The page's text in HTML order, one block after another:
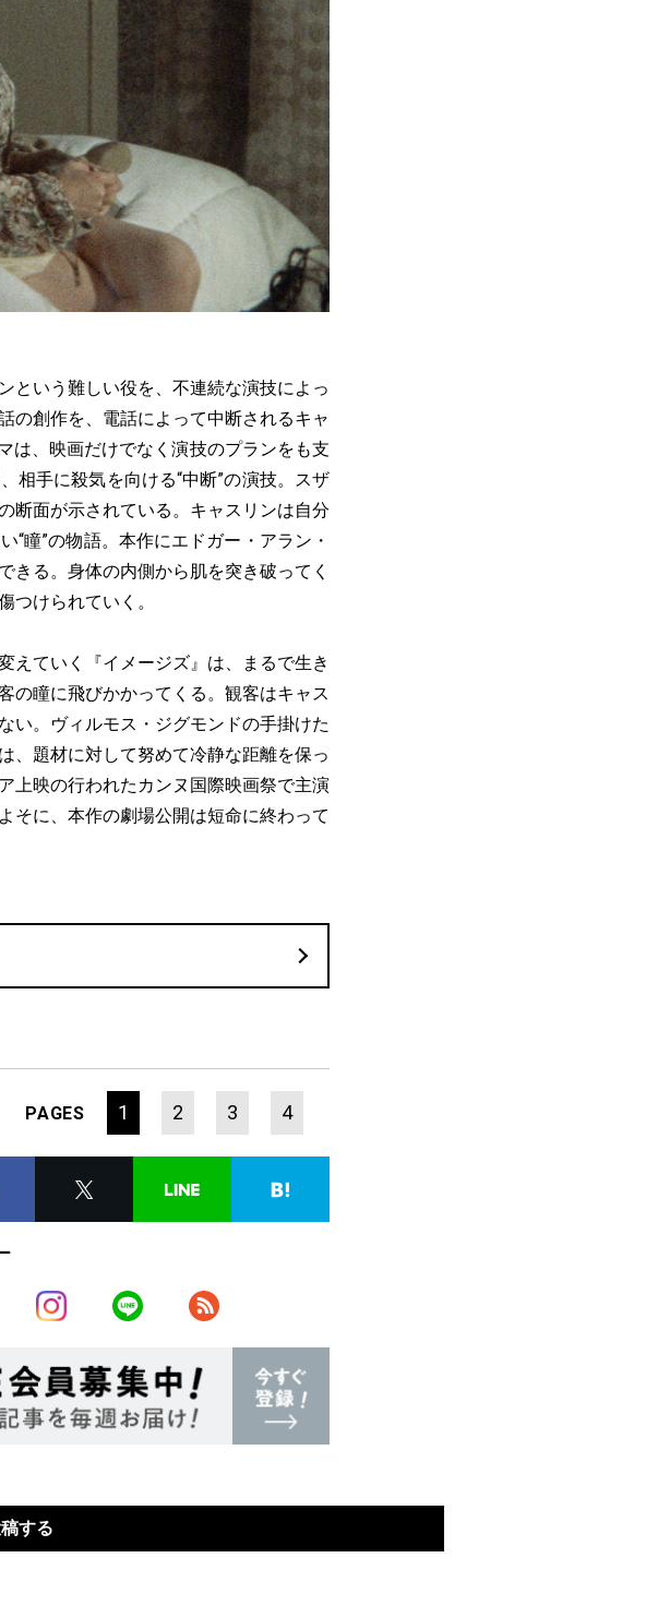
という難しい役を、不連続な演技によっ
の創作を、電話によって中断されるキャ
は、映画だけでなく演技のプランをも支
相手に殺気を向ける“中断”の演技。スザ
断面が示されている。キャスリンは自分
瞳”の物語。本作にエドガー・アラン・
きる。身体の内側から肌を突き破ってく
つけられていく。
ていく『イメージズ』は、まるで生き
の瞳に飛びかかってくる。観客はキャス
い。ヴィルモス・ジグモンドの手掛けた
、題材に対して努めて冷静な距離を保っ
上映の行われたカンヌ国際映画祭で主演
そに、本作の劇場公開は短命に終わって
PAGES 1 2 3 4
する